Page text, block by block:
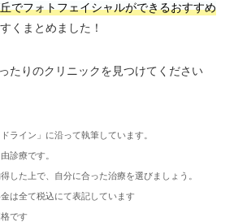
でフォトフェイシャルができるおすすめ
くまとめました！
たりのクリニックを見つけてください
ライン」に沿って執筆しています。
診療です。
した上で、自分に合った治療を選びましょう。
は全て税込にて表記しています
です